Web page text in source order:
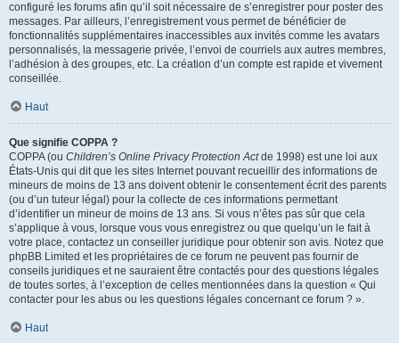
configuré les forums afin qu’il soit nécessaire de s’enregistrer pour poster des
messages. Par ailleurs, l’enregistrement vous permet de bénéficier de
fonctionnalités supplémentaires inaccessibles aux invités comme les avatars
personnalisés, la messagerie privée, l’envoi de courriels aux autres membres,
l’adhésion à des groupes, etc. La création d’un compte est rapide et vivement
conseillée.
Haut
Que signifie COPPA ?
COPPA (ou Children’s Online Privacy Protection Actde 1998) est une loi aux
États-Unis qui dit que les sites Internet pouvant recueillir des informations de
mineurs de moins de 13 ans doivent obtenir le consentement écrit des parents
(ou d’un tuteur légal) pour la collecte de ces informations permettant
d’identifier un mineur de moins de 13 ans. Si vous n’êtes pas sûr que cela
s’applique à vous, lorsque vous vous enregistrez ou que quelqu’un le fait à
votre place, contactez un conseiller juridique pour obtenir son avis. Notez que
phpBB Limited et les propriétaires de ce forum ne peuvent pas fournir de
conseils juridiques et ne sauraient être contactés pour des questions légales
de toutes sortes, à l’exception de celles mentionnées dans la question « Qui
contacter pour les abus ou les questions légales concernant ce forum ? ».
Haut